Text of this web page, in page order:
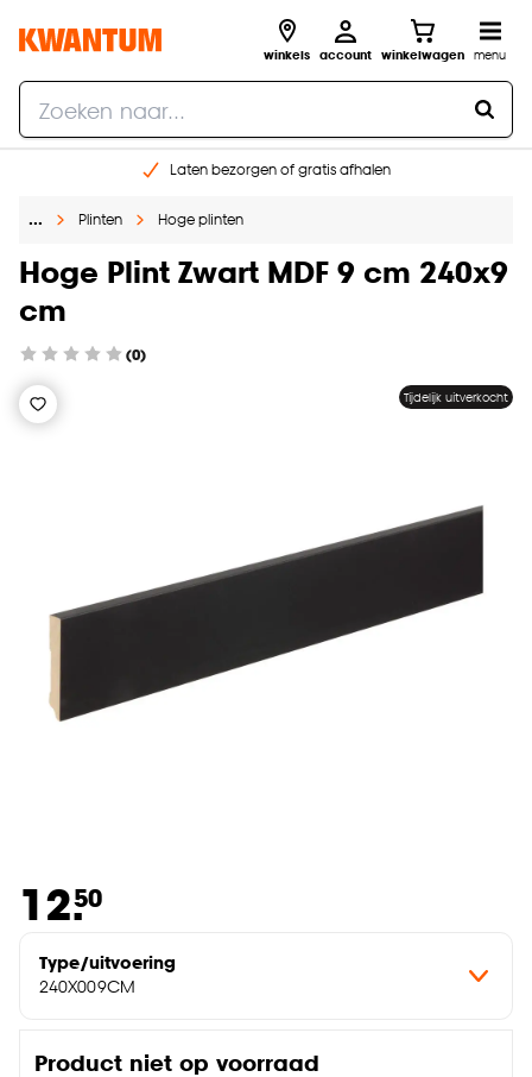
winkels account winkelwagen menu
Laten bezorgen of gratis afhalen
Gratis raam advies en opmeten aan huis
… Plinten Hoge plinten
Hoge Plint Zwart MDF 9 cm 240x9
cm
(0)
Tijdelijk uitverkocht
12.50
Type/uitvoering
240X009CM
Product niet op voorraad